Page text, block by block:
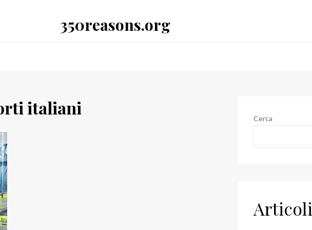
350reasons.org
italiani Cerca